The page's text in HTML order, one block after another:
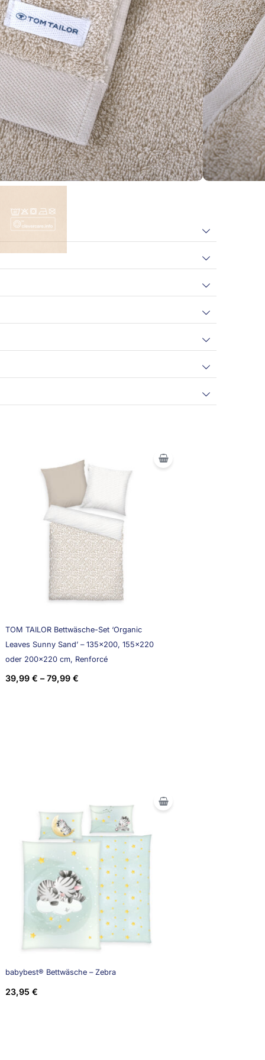
(30 × 50 cm)
In den Warenkorb
35Bonuspunkte
TOM TAILOR Bettwäsche-Set ‘Organic
Leaves Sunny Sand’ – 135×200, 155×220
oder 200×220 cm, Renforcé
39,99 € –79,99 €
babybest® Bettwäsche – Zebra
23,95 €